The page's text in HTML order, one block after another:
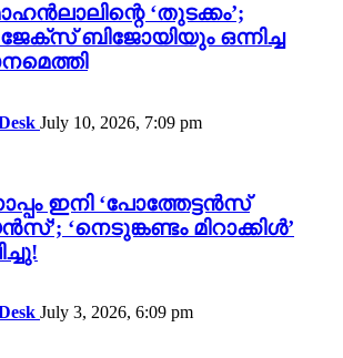
‘തുടക്കം’;
ബിജോയിയും ഒന്നിച്ച
July 10, 2026, 7:09 pm
ഇനി ‘പോത്തേട്ടൻസ്
‘നെടുങ്കണ്ടം മിറാക്കിൾ’
July 3, 2026, 6:09 pm